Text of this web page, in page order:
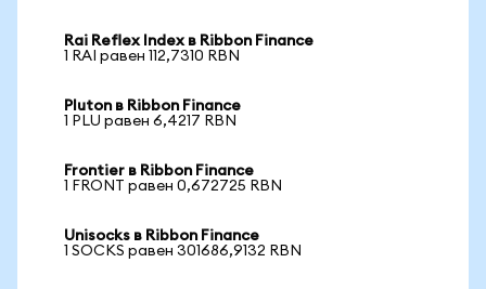
Rai Reflex Index в Ribbon Finance
1 RAI равен 112,7310 RBN
Pluton в Ribbon Finance
1 PLU равен 6,4217 RBN
Frontier в Ribbon Finance
1 FRONT равен 0,672725 RBN
Unisocks в Ribbon Finance
1 SOCKS равен 301686,9132 RBN